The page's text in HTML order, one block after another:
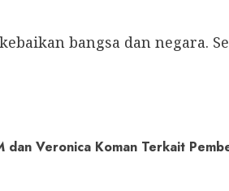
bangsa dan negara.
dan Veronica Koman Terkait